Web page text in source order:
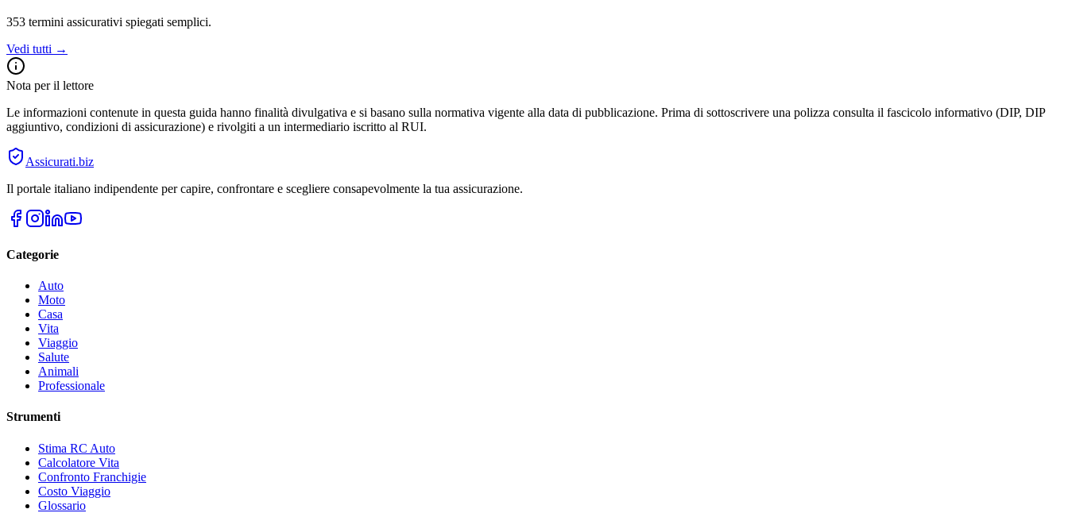
353 termini assicurativi spiegati semplici.
Vedi tutti →
Nota per il lettore
Le informazioni contenute in questa guida hanno finalità divulgativa e si basano sulla normativa vigente alla data di pubblicazione. Prima di sottoscrivere una polizza consulta il fascicolo informativo (DIP, DIP
aggiuntivo, condizioni di assicurazione) e rivolgiti a un intermediario iscritto al RUI.
Assicurati.biz
Il portale italiano indipendente per capire, confrontare e scegliere consapevolmente la tua assicurazione.
Categorie
Auto
Moto
Casa
Vita
Viaggio
Salute
Animali
Professionale
Strumenti
Stima RC Auto
Calcolatore Vita
Confronto Franchigie
Costo Viaggio
Glossario